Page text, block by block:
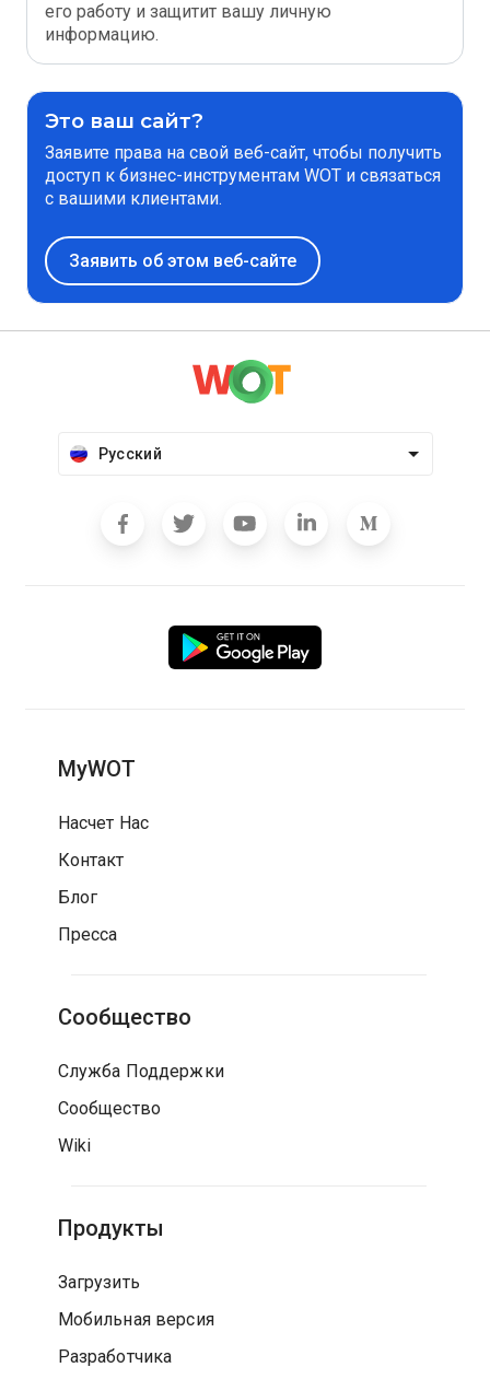
его работу и защитит вашу личную
информацию.
Это ваш сайт?
Заявите права на свой веб-сайт, чтобы получить
доступ к бизнес-инструментам WOT и связаться
с вашими клиентами.
Заявить об этом веб-сайте
Русский
MyWOT
Насчет Нас
Контакт
Блог
Пресса
Сообщество
Служба Поддержки
Сообщество
Wiki
Продукты
Загрузить
Мобильная версия
Разработчика